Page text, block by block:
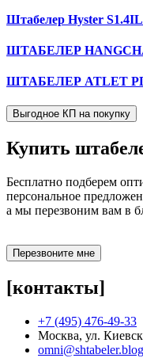
Штабелер Hyster S1.4IL
ШТАБЕЛЕР
ШТАБЕЛЕР ATLET
Выгодное КП на покупку
Купить
Бесплатно подберем
персональное
а мы перезвоним вам в
Перезвоните мне
[контакты]
+7 (495) 476-49-33
Москва, ул.
omni@shtabeler.blog